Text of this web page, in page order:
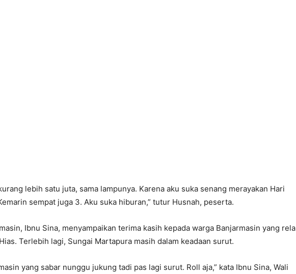
lebih satu juta, sama lampunya. Karena aku suka senang merayakan Hari
sempat juga 3. Aku suka hiburan,” tutur Husnah, peserta.
Ibnu Sina, menyampaikan terima kasih kepada warga Banjarmasin yang rela
Terlebih lagi, Sungai Martapura masih dalam keadaan surut.
yang sabar nunggu jukung tadi pas lagi surut. Roll aja,” kata Ibnu Sina, Wali